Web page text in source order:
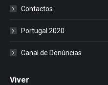
Contactos
Portugal 2020
Canal de Denúncias
Viver